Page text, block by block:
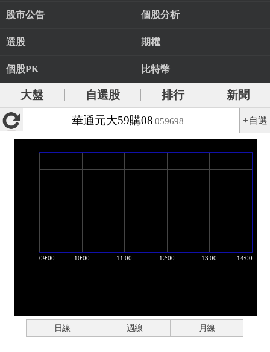
股市公告 個股分析
選股 期權
個股PK 比特幣
大盤 自選股 排行
新聞
華通元大59購08 059698 +自選
日線 週線 月線